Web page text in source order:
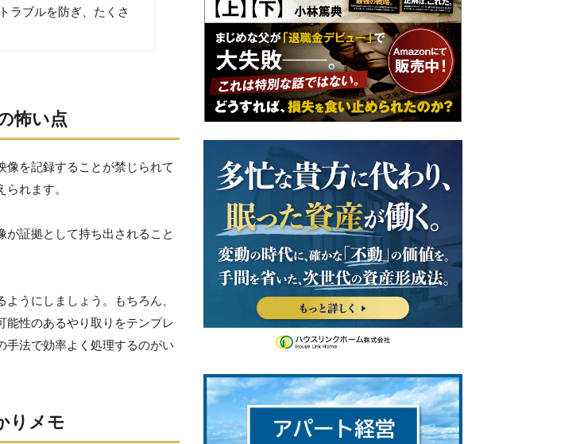
ラブルを防ぎ、たくさ
怖い点
像を記録することが禁じられて
れます。
証拠として持ち出されること
うにしましょう。もちろん、
性のあるやり取りをテンプレ
手法で効率よく処理するのがい
りメモ